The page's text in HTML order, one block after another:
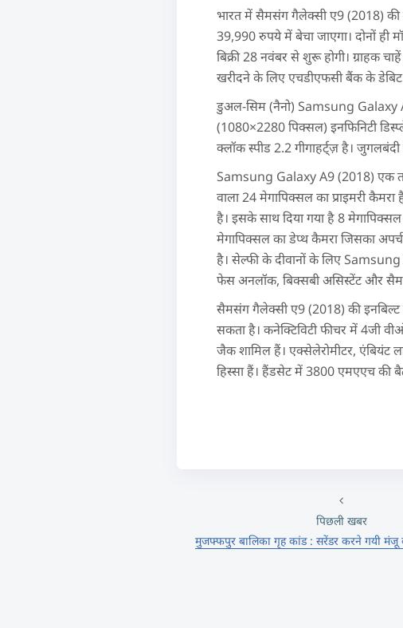
भारत में सैमसंग गैलेक्सी ए9 (2018) की
39,990 रुपये में बेचा जाएगा। दोनों
बिक्री 28 नवंबर से शुरू होगी। ग्राहक
खरीदने के लिए एचडीएफसी बैंक के डेबिट
डुअल-सिम (नैनो) Samsung Galaxy
(1080×2280 पिक्सल) इनफिनिटी
क्लॉक स्पीड 2.2 गीगाहर्ट्ज़ है।
Samsung Galaxy A9 (2018) एक
वाला 24 मेगापिक्सल का प्राइमरी
है। इसके साथ दिया गया है 8
मेगापिक्सल का डेप्थ कैमरा जिसका
है। सेल्फी के दीवानों के लिए
फेस अनलॉक, बिक्सबी असिस्टेंट और
सैमसंग गैलेक्सी ए9 (2018) की इनबिल्ट
सकता है। कनेक्टिविटी फीचर में 4जी
जैक शामिल हैं। एक्सेलेरोमीटर, एंबियंट
हिस्सा हैं। हैंडसेट में 3800 एमएएच की
पिछली खबर
मुजफ्फपुर बालिका गृह कांड : सरेंडर करने गयी मंजू